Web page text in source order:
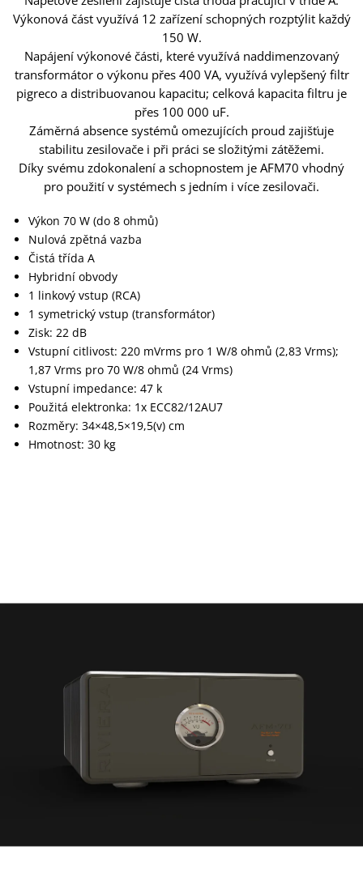
Výkonová část využívá 12 zařízení schopných rozptýlit každý
150 W.
Napájení výkonové části, které využívá naddimenzovaný
transformátor o výkonu přes 400 VA, využívá vylepšený filtr
pigreco a distribuovanou kapacitu; celková kapacita filtru je
přes 100 000 uF.
Záměrná absence systémů omezujících proud zajišťuje
stabilitu zesilovače i při práci se složitými zátěžemi.
Díky svému zdokonalení a schopnostem je AFM70 vhodný
pro použití v systémech s jedním i více zesilovači.
Výkon 70 W (do 8 ohmů)
Nulová zpětná vazba
Čistá třída A
Hybridní obvody
1 linkový vstup (RCA)
1 symetrický vstup (transformátor)
Zisk: 22 dB
Vstupní citlivost: 220 mVrms pro 1 W/8 ohmů (2,83 Vrms);
1,87 Vrms pro 70 W/8 ohmů (24 Vrms)
Vstupní impedance: 47 k
Použitá elektronka: 1x ECC82/12AU7
Rozměry: 34×48,5×19,5(v) cm
Hmotnost: 30 kg